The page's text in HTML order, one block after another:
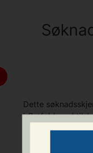
Dette
i Østfold med
lag og
(unntatt